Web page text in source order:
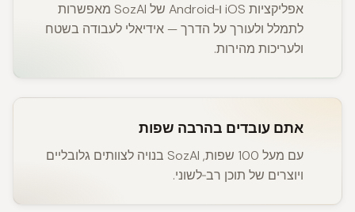
אפליקציות iOS ו‑Android של SozAI מאפשרות
לתמלל ולעורך על הדרך — אידיאלי לעבודה בשטח
ולעריכות מהירות.
אתם עובדים בהרבה שפות
עם מעל 100 שפות, SozAI בנויה לצוותים גלובליים
ויוצרים של תוכן רב‑לשוני.